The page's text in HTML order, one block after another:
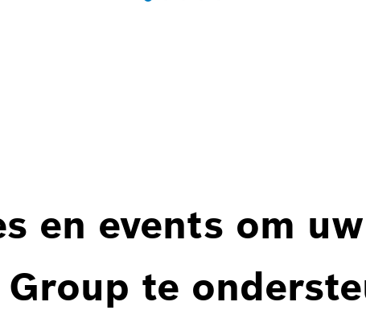
en events om
te